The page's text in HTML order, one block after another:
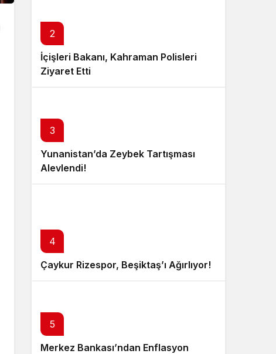
2
İçişleri Bakanı, Kahraman Polisleri
Ziyaret Etti
3
Yunanistan’da Zeybek Tartışması
Alevlendi!
4
Çaykur Rizespor, Beşiktaş’ı Ağırlıyor!
5
Merkez Bankası’ndan Enflasyon